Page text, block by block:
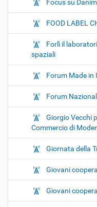
Focus su
FOOD LABEL
Forlì il
spaziali
Forum Made in
Forum
Giorgio Vecchi
Commercio di
Giornata della
Giovani
Giovani